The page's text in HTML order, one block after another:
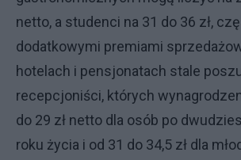
netto, a studenci na 31 do 36 zł,
dodatkowymi premiami
hotelach i pensjonatach stale
recepcjoniści, których
do 29 zł netto dla osób po
roku życia i od 31 do 34,5 zł dla